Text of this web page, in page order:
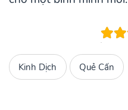
Kinh Dịch Quẻ Cấn